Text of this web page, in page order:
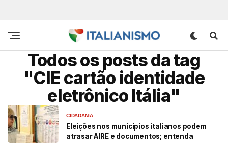
Todos os posts da tag
"CIE cartão identidade
eletrônico Itália"
CIDADANIA
Eleições nos municípios italianos podem
atrasar AIRE e documentos; entenda